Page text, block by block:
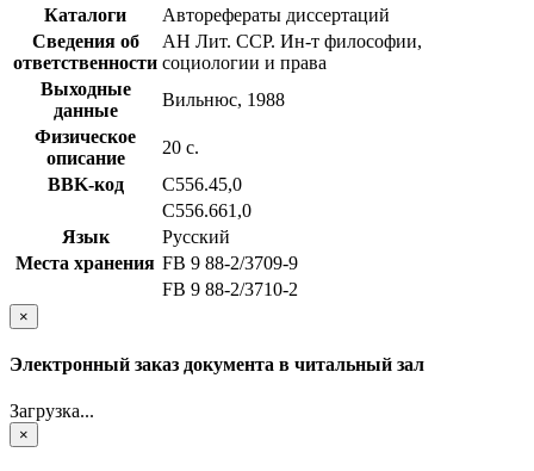
Каталоги
Авторефераты диссертаций
Сведения об
ответственности
АН Лит. ССР. Ин-т философии,
социологии и права
Выходные
данные
Вильнюс, 1988
Физическое
описание
20 с.
BBK-код
С556.45,0
С556.661,0
Язык
Русский
Места хранения FB 9 88-2/3709-9
FB 9 88-2/3710-2
×
Электронный заказ документа в читальный зал
Загрузка...
×